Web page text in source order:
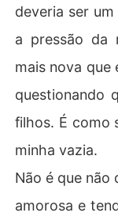
deveria ser
a pressão da
mais nova que
questionando
filhos. É como
minha vazia.
Não é que não
amorosa e